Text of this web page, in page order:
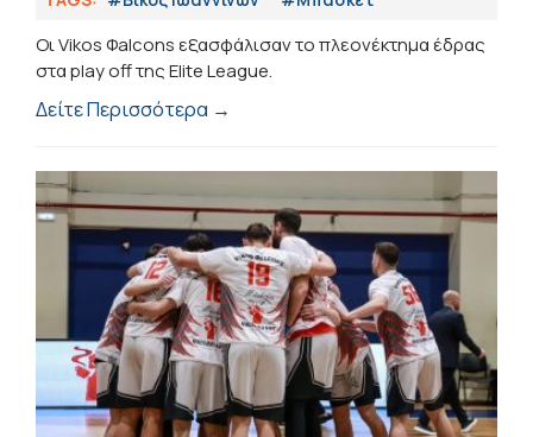
Οι Vikos Φalcons εξασφάλισαν το πλεονέκτημα έδρας
στα play off της Elite League.
Δείτε Περισσότερα →